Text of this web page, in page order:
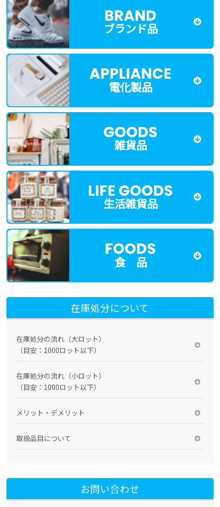
ブランド品
電化製品
雑貨品
生活雑貨品
食 品
在庫処分について
在庫処分の流れ（大ロット）
（目安：1000ロット以下）
在庫処分の流れ（小ロット）
（目安：1000ロット以下）
メリット・デメリット
取扱品目について
お問い合わせ